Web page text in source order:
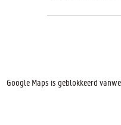
Google Maps is geblokkeerd